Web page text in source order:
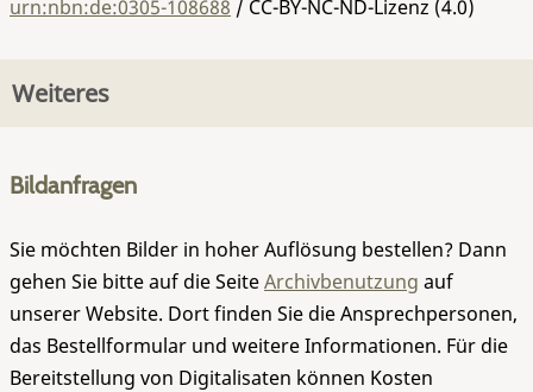
urn:nbn:de:0305-108688 / CC-BY-NC-ND-Lizenz (4.0)
Weiteres
Bildanfragen
Sie möchten Bilder in hoher Auflösung bestellen? Dann
gehen Sie bitte auf die SeiteArchivbenutzung auf
unserer Website. Dort finden Sie die Ansprechpersonen,
das Bestellformular und weitere Informationen. Für die
Bereitstellung von Digitalisaten können Kosten